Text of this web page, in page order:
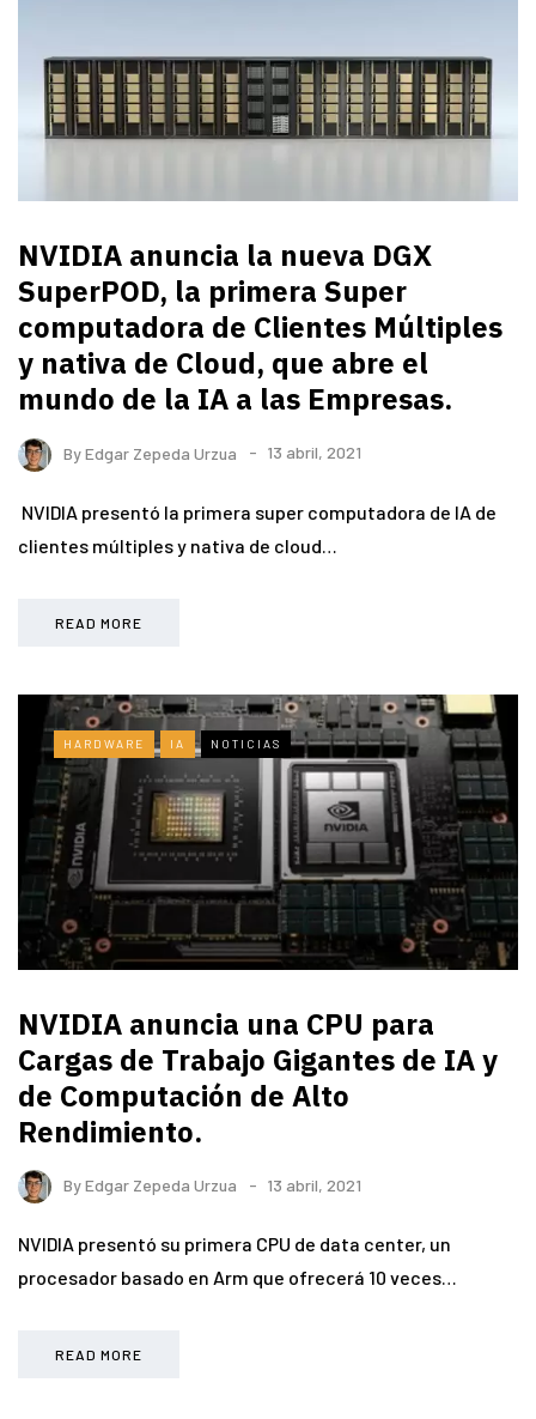
NVIDIA anuncia la nueva DGX
SuperPOD, la primera Super
computadora de Clientes Múltiples
y nativa de Cloud, que abre el
mundo de la IA a las Empresas.
ByEdgar Zepeda Urzua 13 abril, 2021
NVIDIA presentó la primera super computadora de IA de
clientes múltiples y nativa de cloud…
READ MORE
HARDWARE IA NOTICIAS
NVIDIA anuncia una CPU para
Cargas de Trabajo Gigantes de IA y
de Computación de Alto
Rendimiento.
ByEdgar Zepeda Urzua 13 abril, 2021
NVIDIA presentó su primera CPU de data center, un
procesador basado en Arm que ofrecerá 10 veces…
READ MORE